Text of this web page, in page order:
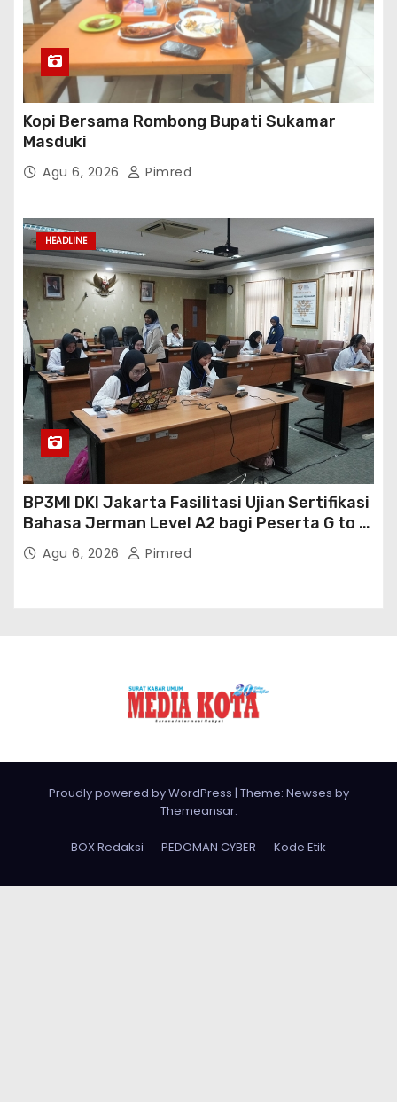
Kopi Bersama Rombong Bupati Sukamar
Masduki
Agu 6, 2026 Pimred
HEADLINE
BP3MI DKI Jakarta Fasilitasi Ujian Sertifikasi
Bahasa Jerman Level A2 bagi Peserta G to G
Jerman Batch VII
Agu 6, 2026 Pimred
Proudly powered by WordPress | Theme: Newses by
Themeansar.
BOX Redaksi PEDOMAN CYBER Kode Etik